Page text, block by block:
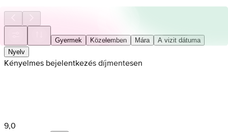
Gyermek Közelemben Mára
A vizit dátuma
Nyelv
Kényelmes bejelentkezés díjmentesen
9,0